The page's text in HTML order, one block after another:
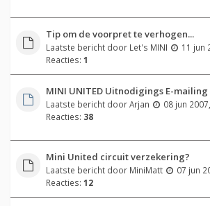
Tip om de voorpret te verhogen...
Laatste bericht door Let's MINI
11 jun
Reacties: 1
MINI UNITED Uitnodigings E-mailing
Laatste bericht doorArjan
08 jun
Reacties: 38
Mini United circuit verzekering?
Laatste bericht door MiniMatt
07 jun
Reacties: 12